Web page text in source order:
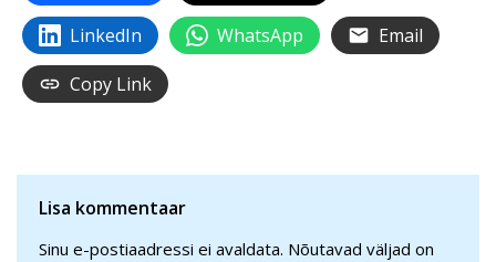
LinkedIn
WhatsApp
Email
Copy Link
Lisa kommentaar
Sinu e-postiaadressi ei avaldata. Nõutavad väljad on